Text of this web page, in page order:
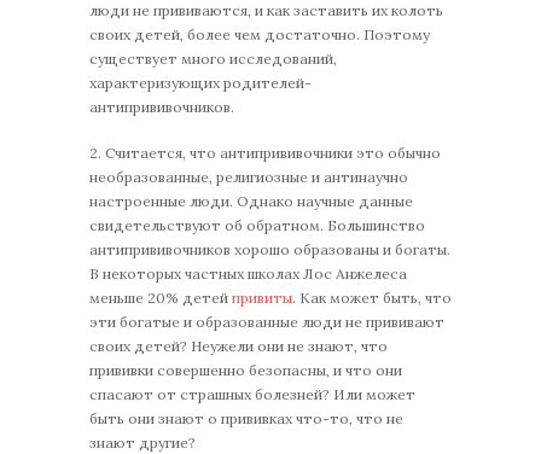
люди не прививаются, и как заставить их колоть
своих детей, более чем достаточно. Поэтому
существует много исследований,
характеризующих родителей-
антипрививочников.
2. Считается, что антипрививочники это обычно
необразованные, религиозные и антинаучно
настроенные люди. Однако научные данные
свидетельствуют об обратном. Большинство
антипрививочников хорошо образованы и богаты.
В некоторых частных школах Лос Анжелеса
меньше 20% детей привиты. Как может быть, что
эти богатые и образованные люди не прививают
своих детей? Неужели они не знают, что
прививки совершенно безопасны, и что они
спасают от страшных болезней? Или может
быть они знают о прививках что-то, что не
знают другие?